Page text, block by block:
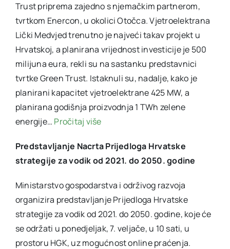
Trust priprema zajedno s njemačkim partnerom,
tvrtkom Enercon, u okolici Otočca. Vjetroelektrana
Lički Medvjed trenutno je najveći takav projekt u
Hrvatskoj, a planirana vrijednost investicije je 500
milijuna eura, rekli su na sastanku predstavnici
tvrtke Green Trust. Istaknuli su, nadalje, kako je
planirani kapacitet vjetroelektrane 425 MW, a
planirana godišnja proizvodnja 1 TWh zelene
energije… Pročitaj više
Predstavljanje Nacrta Prijedloga Hrvatske
strategije za vodik od 2021. do 2050. godine
Ministarstvo gospodarstva i održivog razvoja
organizira predstavljanje Prijedloga Hrvatske
strategije za vodik od 2021. do 2050. godine, koje će
se održati u ponedjeljak, 7. veljače, u 10 sati, u
prostoru HGK, uz mogućnost online praćenja.